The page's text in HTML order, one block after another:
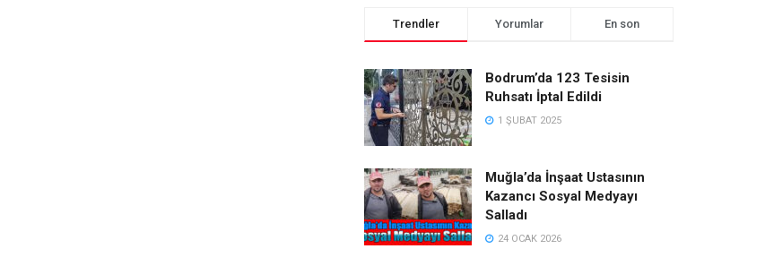
Trendler Yorumlar En son
Bodrum’da 123 Tesisin
Ruhsatı İptal Edildi
1 ŞUBAT 2025
Muğla’da İnşaat Ustasının
Kazancı Sosyal Medyayı
Salladı
24 OCAK 2026